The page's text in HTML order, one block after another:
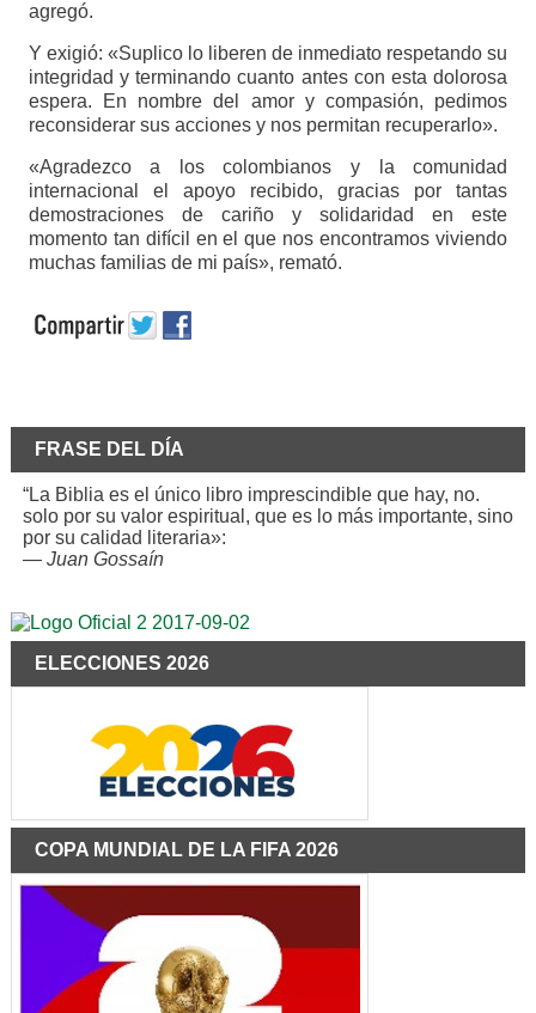
agregó.
Y exigió: «Suplico lo liberen de inmediato respetando su
integridad y terminando cuanto antes con esta dolorosa
espera. En nombre del amor y compasión, pedimos
reconsiderar sus acciones y nos permitan recuperarlo».
«Agradezco a los colombianos y la comunidad
internacional el apoyo recibido, gracias por tantas
demostraciones de cariño y solidaridad en este
momento tan difícil en el que nos encontramos viviendo
muchas familias de mi país», remató.
FRASE DEL DÍA
“La Biblia es el único libro imprescindible que hay, no.
solo por su valor espiritual, que es lo más importante, sino
por su calidad literaria»:
— Juan Gossaín
ELECCIONES 2026
COPA MUNDIAL DE LA FIFA 2026